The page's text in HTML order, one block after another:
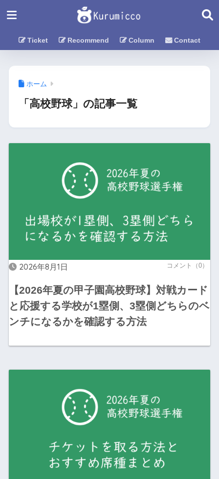
Ticket Recommend Column Contact
ホーム
「高校野球」の記事一覧
2026年8月1日 コメント（0）
【2026年夏の甲子園高校野球】対戦カード
と応援する学校が1塁側、3塁側どちらのベ
ンチになるかを確認する方法